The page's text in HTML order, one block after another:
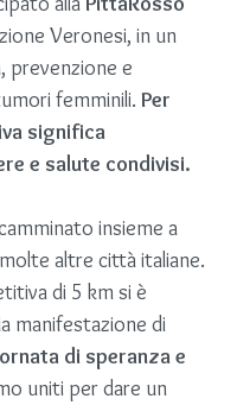
Veronesi, in un
prevenzione e
femminili. Per
significa
e salute condivisi.
insieme a
altre città italiane.
di 5 km si è
manifestazione di
di speranza e
uniti per dare un